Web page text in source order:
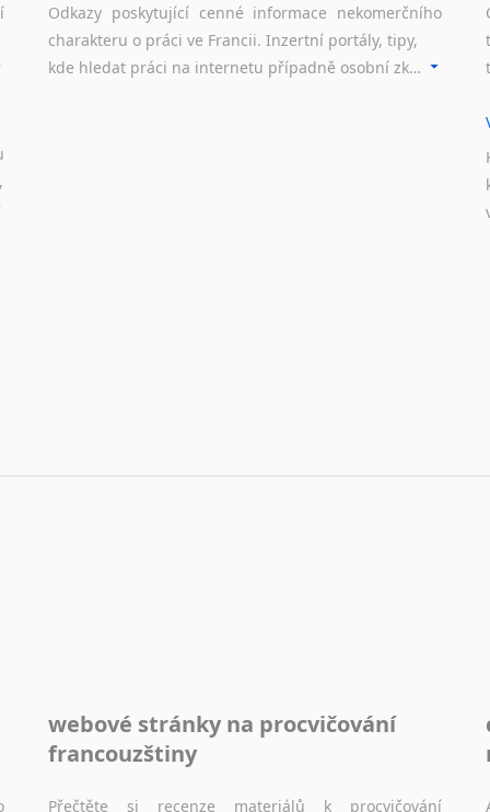
Odkazy poskytující cenné informace nekomerčního
charakteru o práci ve Francii. Inzertní portály, tipy,
kde hledat práci na internetu případně osobní zkušenosti ostatních.
webové stránky na procvičování
francouzštiny
Přečtěte si recenze materiálů k procvičování